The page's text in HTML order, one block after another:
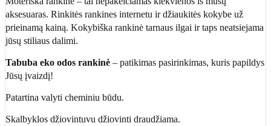
aksesuaras. Rinkitės rankines internetu ir džiaukitės kokybe už
prieinamą kainą. Kokybiška rankinė tarnaus ilgai ir taps neatsiejama
jūsų stiliaus dalimi.
Tabuba eko odos rankinė – patikimas pasirinkimas, kuris papildys
Jūsų įvaizdį!
Patartina valyti cheminiu būdu.
Skalbyklos džiovintuvu džiovinti draudžiama.